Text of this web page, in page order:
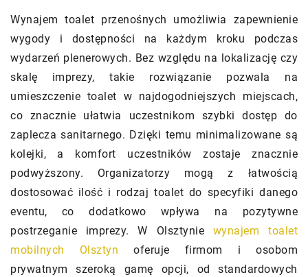
Wynajem toalet przenośnych umożliwia zapewnienie
wygody i dostępności na każdym kroku podczas
wydarzeń plenerowych. Bez względu na lokalizację czy
skalę imprezy, takie rozwiązanie pozwala na
umieszczenie toalet w najdogodniejszych miejscach,
co znacznie ułatwia uczestnikom szybki dostęp do
zaplecza sanitarnego. Dzięki temu minimalizowane są
kolejki, a komfort uczestników zostaje znacznie
podwyższony. Organizatorzy mogą z łatwością
dostosować ilość i rodzaj toalet do specyfiki danego
eventu, co dodatkowo wpływa na pozytywne
postrzeganie imprezy. W Olsztynie wynajem toalet
mobilnych Olsztyn oferuje firmom i osobom
prywatnym szeroką gamę opcji, od standardowych